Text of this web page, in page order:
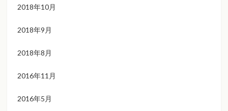
2018年10月
2018年9月
2018年8月
2016年11月
2016年5月